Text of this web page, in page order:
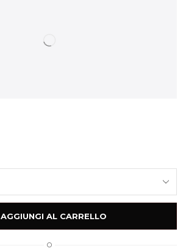
AGGIUNGI AL CARRELLO
O